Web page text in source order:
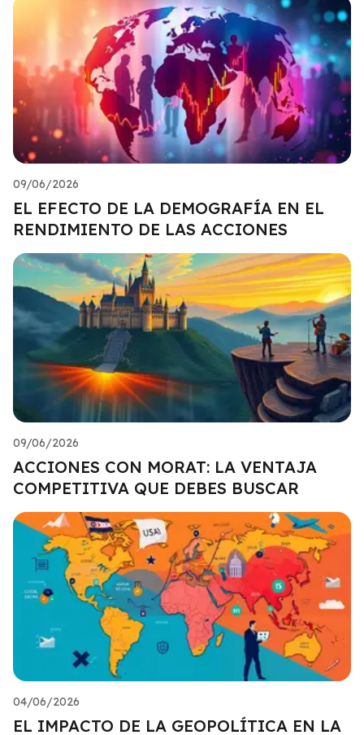
09/06/2026
EL EFECTO DE LA DEMOGRAFÍA EN EL
RENDIMIENTO DE LAS ACCIONES
09/06/2026
ACCIONES CON MORAT: LA VENTAJA
COMPETITIVA QUE DEBES BUSCAR
04/06/2026
EL IMPACTO DE LA GEOPOLÍTICA EN LA